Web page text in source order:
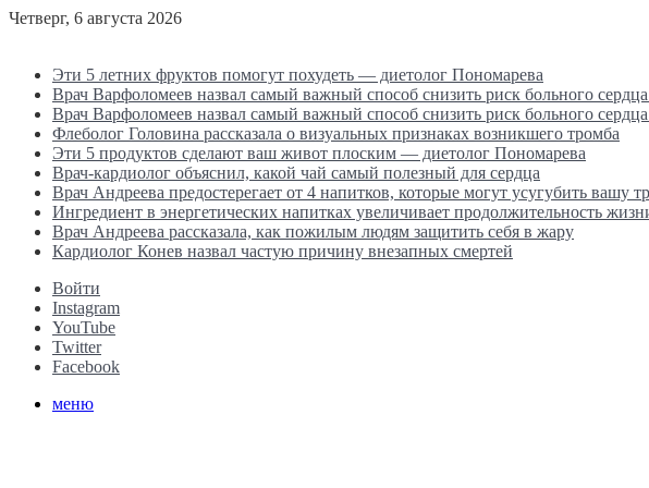
Четверг, 6 августа 2026
Эти 5 летних фруктов помогут похудеть — диетолог Пономарева
Врач Варфоломеев назвал самый важный способ снизить риск больного
Врач Варфоломеев назвал самый важный способ снизить риск больного
Флеболог Головина рассказала о визуальных признаках возникшего тромба
Эти 5 продуктов сделают ваш живот плоским — диетолог Пономарева
Врач-кардиолог объяснил, какой чай самый полезный для сердца
Врач Андреева предостерегает от 4 напитков, которые могут усугубить вашу
Ингредиент в энергетических напитках увеличивает продолжительность
Врач Андреева рассказала, как пожилым людям защитить себя в жару
Кардиолог Конев назвал частую причину внезапных смертей
Войти
Instagram
YouTube
Twitter
Facebook
меню